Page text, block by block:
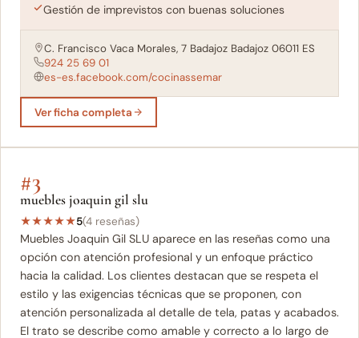
Gestión de imprevistos con buenas soluciones
C. Francisco Vaca Morales, 7 Badajoz Badajoz 06011 ES
924 25 69 01
es-es.facebook.com/cocinassemar
Ver ficha completa
#3
muebles joaquin gil slu
★★★★★5(4 reseñas)
Muebles Joaquin Gil SLU aparece en las reseñas como una
opción con atención profesional y un enfoque práctico
hacia la calidad. Los clientes destacan que se respeta el
estilo y las exigencias técnicas que se proponen, con
atención personalizada al detalle de tela, patas y acabados.
El trato se describe como amable y correcto a lo largo de